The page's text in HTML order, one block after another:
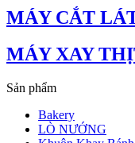
MÁY CẮT
MÁY XAY
Sản phẩm
Bakery
LÒ NƯỚNG